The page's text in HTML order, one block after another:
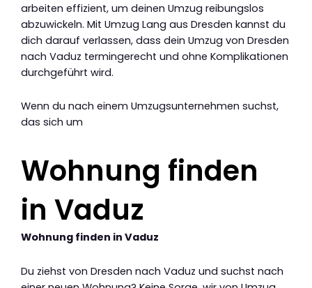
arbeiten effizient, um deinen Umzug reibungslos
abzuwickeln. Mit Umzug Lang aus Dresden kannst du
dich darauf verlassen, dass dein Umzug von Dresden
nach Vaduz termingerecht und ohne Komplikationen
durchgeführt wird.
Wenn du nach einem Umzugsunternehmen suchst,
das sich um
Wohnung finden
in Vaduz
Wohnung finden in Vaduz
Du ziehst von Dresden nach Vaduz und suchst nach